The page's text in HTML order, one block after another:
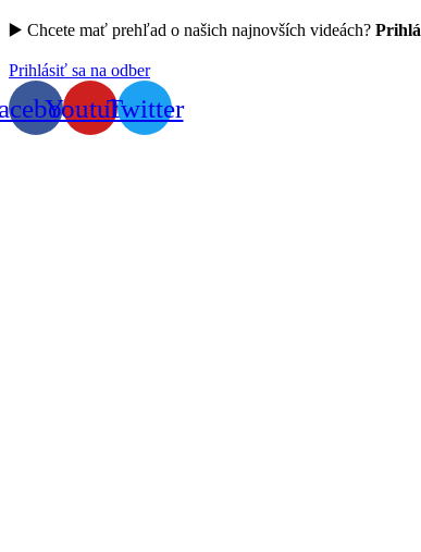
▶️ Chcete mať prehľad o našich najnovších videách?
Prihlásiť sa na odber
YoutubeTwitter